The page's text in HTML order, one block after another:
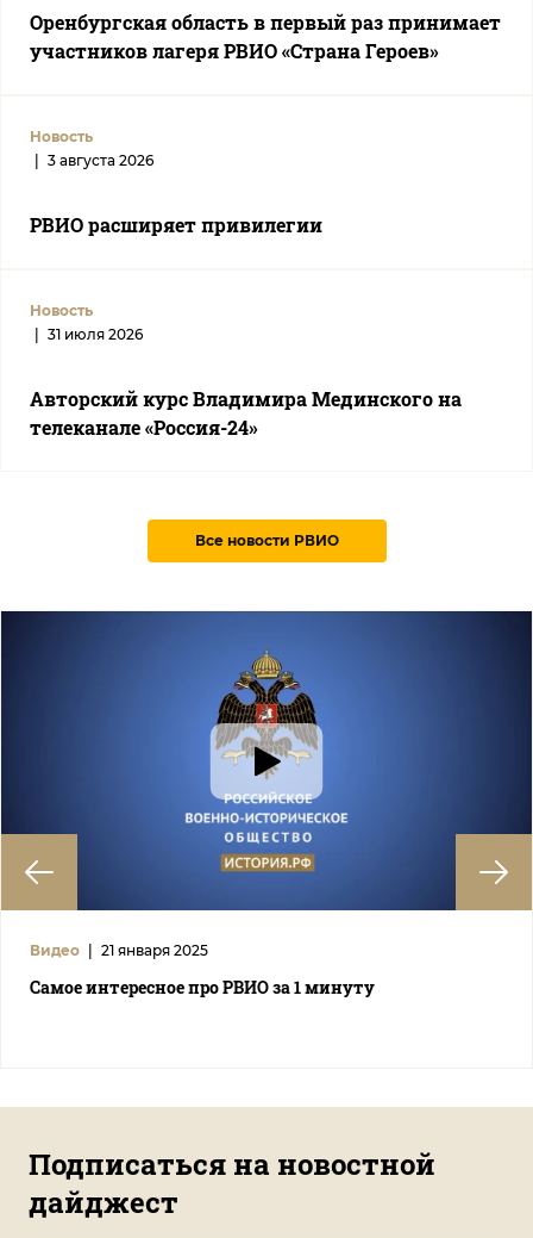
Оренбургская область в первый раз принимает
участников лагеря РВИО «Страна Героев»
Новость
3 августа 2026
РВИО расширяет привилегии
Новость
31 июля 2026
Авторский курс Владимира Мединского на
телеканале «Россия-24»
Все новости РВИО
Видео 21 января 2025
Самое интересное про РВИО за 1 минуту
Подписаться на новостной
дайджест